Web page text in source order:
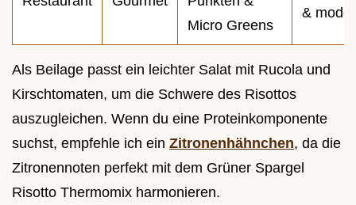
Micro Greens
&
Als Beilage passt ein leichter Salat mit Rucola und
Kirschtomaten, um die Schwere des Risottos
auszugleichen. Wenn du eine Proteinkomponente
suchst, empfehle ich ein Zitronenhähnchen, da die
Zitronennoten perfekt mit dem Grüner Spargel
Risotto Thermomix harmonieren.